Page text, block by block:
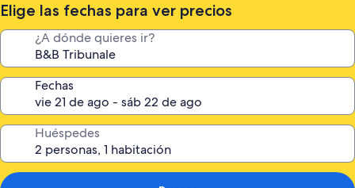
Elige las fechas para ver precios
¿A dónde quieres ir?
Fechas
Huéspedes